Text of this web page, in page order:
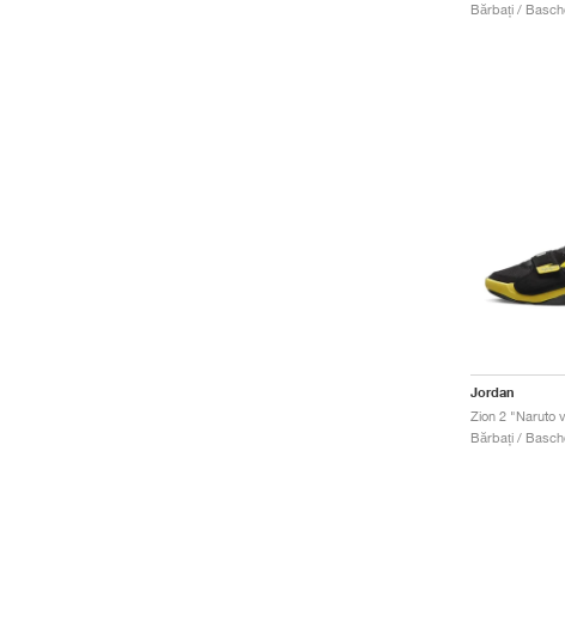
Bărbați /
Jordan
Zion 2 "Naruto
Bărbați /